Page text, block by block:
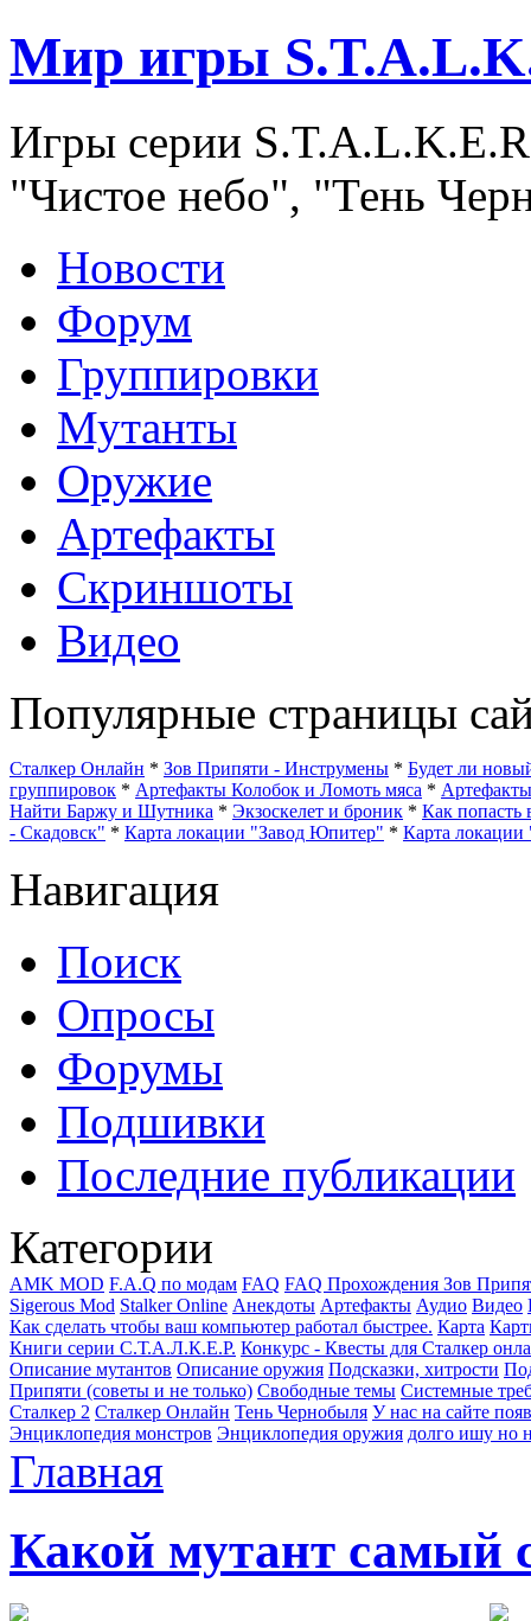
Мир игры
Игры серии
"Чистое небо", "Тень
Новости
Форум
Группировки
Мутанты
Оружие
Артефакты
Скриншоты
Видео
Популярные страницы
Сталкер Онлайн * Зов Припяти - Инструмены * Будет ли
группировок * Артефакты Колобок и Ломоть мяса * Артефакты
Найти Баржу и Шутника * Экзоскелет и броник * Как попасть
- Скадовск" * Карта локации "Завод Юпитер" * Карта
Навигация
Поиск
Опросы
Форумы
Подшивки
Последние публикации
Категории
AMK MOD F.A.Q по модам FAQ FAQ Прохождения Зов
Sigerous Mod Stalker Online Анекдоты Артефакты Аудио Видео
Как сделать чтобы ваш компьютер работал быстрее. Карта
Книги серии С.Т.А.Л.К.Е.Р. Конкурс - Квесты для Сталкер
Описание мутантов Описание оружия Подсказки, хитрости
Припяти (советы и не только) Свободные темы Системные
Сталкер 2 Сталкер Онлайн Тень Чернобыля У нас на сайте
Энциклопедия монстров Энциклопедия оружия долго ишу но
Главная
Какой мутант самый